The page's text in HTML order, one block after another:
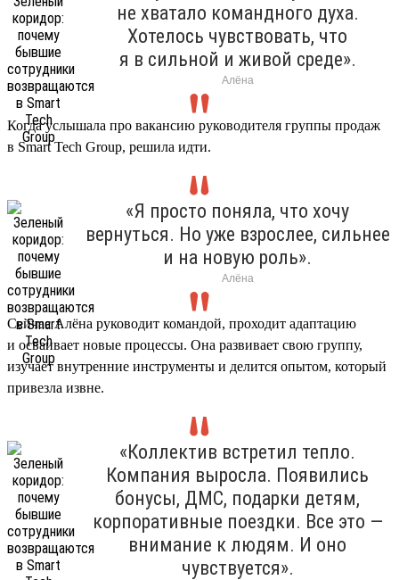
не хватало командного духа.
Хотелось чувствовать, что
я в сильной и живой среде».
Алёна
Когда услышала про вакансию руководителя группы продаж
в Smart Tech Group, решила идти.
«Я просто поняла, что хочу
вернуться. Но уже взрослее, сильнее
и на новую роль».
Алёна
Сейчас Алёна руководит командой, проходит адаптацию
и осваивает новые процессы. Она развивает свою группу,
изучает внутренние инструменты и делится опытом, который
привезла извне.
«Коллектив встретил тепло.
Компания выросла. Появились
бонусы, ДМС, подарки детям,
корпоративные поездки. Все это —
внимание к людям. И оно
чувствуется».